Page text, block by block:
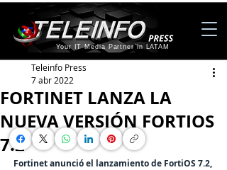
Your IT Media Partner in LATAM
FORTINET LANZA LA
NUEVA VERSIÓN FORTIOS
7.2
Teleinfo Press
7 abr 2022
Fortinet anunció el lanzamiento de FortiOS 7.2,